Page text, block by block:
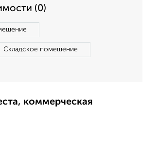
(0)
Складское помещение
коммерческая